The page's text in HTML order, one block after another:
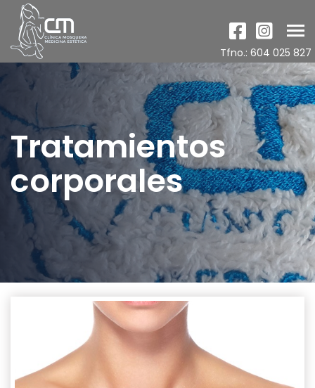
Tfno.: 604 025 827
Tratamientos
corporales